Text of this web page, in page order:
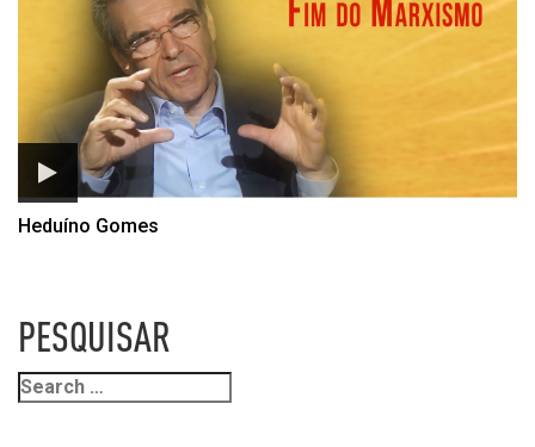
Heduíno Gomes
PESQUISAR